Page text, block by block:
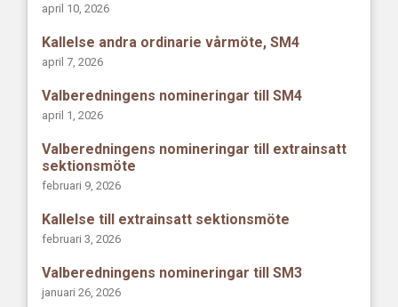
april 10, 2026
Kallelse andra ordinarie vårmöte, SM4
april 7, 2026
Valberedningens nomineringar till SM4
april 1, 2026
Valberedningens nomineringar till extrainsatt
sektionsmöte
februari 9, 2026
Kallelse till extrainsatt sektionsmöte
februari 3, 2026
Valberedningens nomineringar till SM3
januari 26, 2026